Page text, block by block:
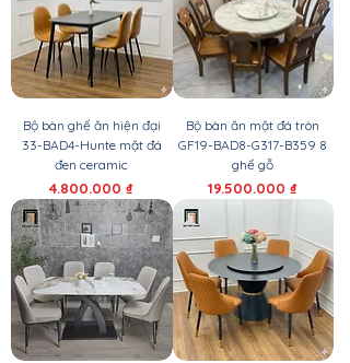
Bộ bàn ghế ăn hiện đại
33-BAD4-Hunte mặt đá
đen ceramic
Giá
4.800.000 ₫
Bộ bàn ăn mặt đá tròn
GF19-BAD8-G317-B359 8
ghế gỗ
Giá
19.500.000 ₫